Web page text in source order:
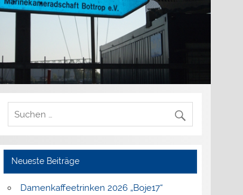
Neueste Beiträge
Damenkaffeetrinken 2026 „Boje17“